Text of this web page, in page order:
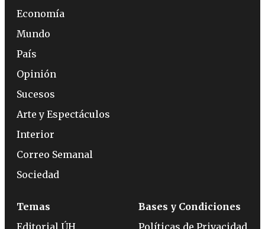
Economía
Mundo
País
Opinión
Sucesos
Arte y Espectáculos
Interior
Correo Semanal
Sociedad
Temas
Editorial ÚH
Bases y Condiciones
Políticas de Privacidad